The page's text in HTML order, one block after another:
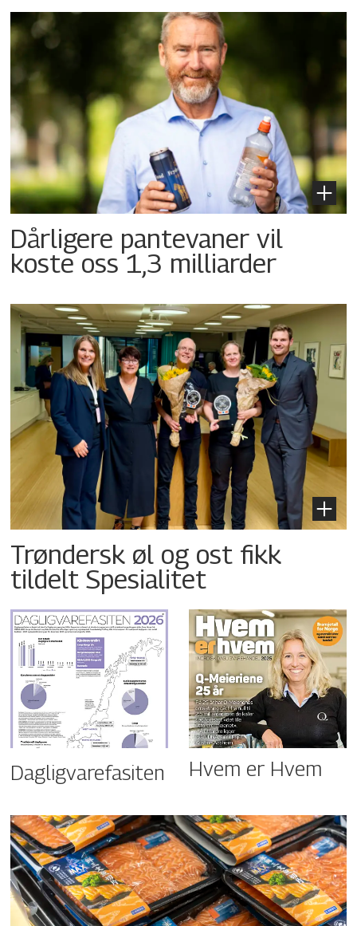
Dårligere pantevaner vil
koste oss 1,3 milliarder
Trøndersk øl og ost fikk
tildelt Spesialitet
Dagligvarefasiten Hvem er Hvem